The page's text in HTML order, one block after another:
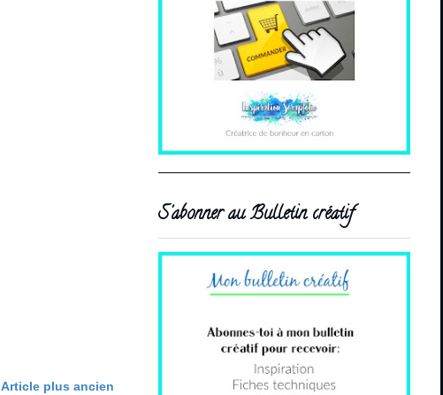
Article plus ancien
S'abonner au Bulletin créatif